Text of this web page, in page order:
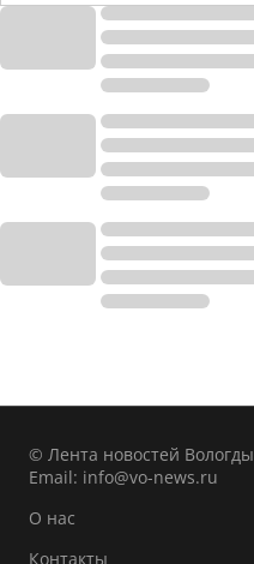
© Лента новостей Вологды
Email: info@vo-news.ru
О нас
Контакты